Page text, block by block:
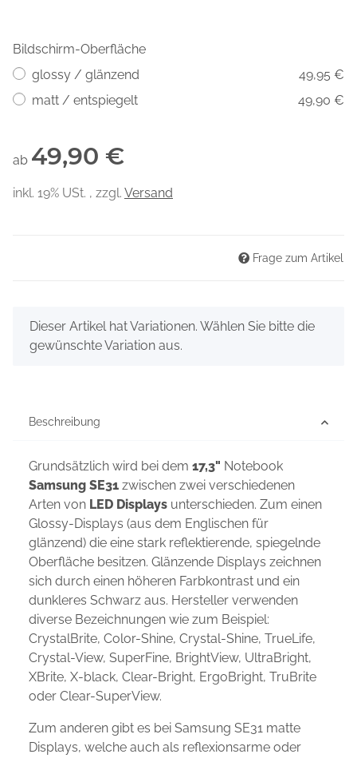
Bildschirm-Oberfläche
glossy / glänzend
49,95 €
matt / entspiegelt
49,90 €
ab 49,90 €
inkl. 19% USt. , zzgl. Versand
Frage zum Artikel
x
Dieser Artikel hat Variationen. Wählen Sie bitte die
gewünschte Variation aus.
Beschreibung
Grundsätzlich wird bei dem 17,3" Notebook
Samsung SE31 zwischen zwei verschiedenen
Arten von LED Displays unterschieden. Zum einen
Glossy-Displays (aus dem Englischen für
glänzend) die eine stark reflektierende, spiegelnde
Oberfläche besitzen. Glänzende Displays zeichnen
sich durch einen höheren Farbkontrast und ein
dunkleres Schwarz aus. Hersteller verwenden
diverse Bezeichnungen wie zum Beispiel:
CrystalBrite, Color-Shine, Crystal-Shine, TrueLife,
Crystal-View, SuperFine, BrightView, UltraBright,
XBrite, X-black, Clear-Bright, ErgoBright, TruBrite
oder Clear-SuperView.
Zum anderen gibt es bei Samsung SE31 matte
Displays, welche auch als reflexionsarme oder